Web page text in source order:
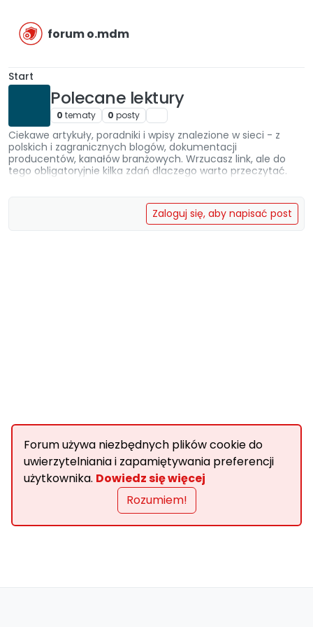
forum o.mdm
Start
Polecane lektury
0 tematy 0 posty
Ciekawe artykuły, poradniki i wpisy znalezione w sieci - z
polskich i zagranicznych blogów, dokumentacji
producentów, kanałów branżowych. Wrzucasz link, ale do
tego obligatoryjnie kilka zdań dlaczego warto przeczytać.
Zaloguj się, aby napisać post
Forum używa niezbędnych plików cookie do
uwierzytelniania i zapamiętywania preferencji
użytkownika. Dowiedz się więcej
Rozumiem!